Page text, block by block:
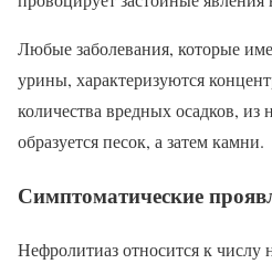
Любые заболевания, которые
урины, характеризуются
количества вредных осадков, из
образуется песок, а затем камни.
Симптоматические
Нефролитиаз относится к числу